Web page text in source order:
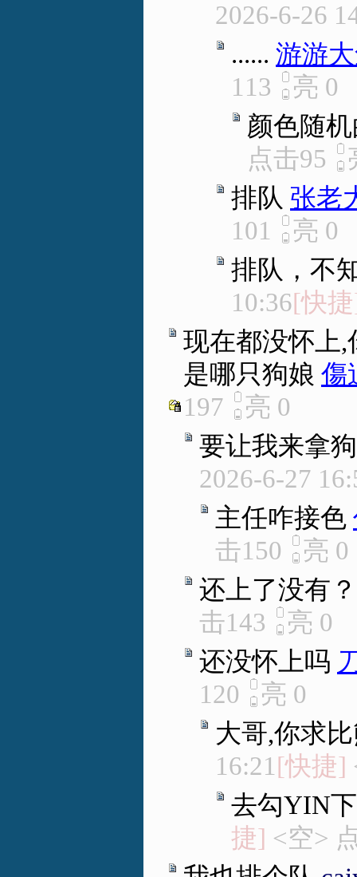
2026-6-26
...... 游游
113
亮 0
颜色随
点击95
排队 张老
101
亮 0
排队，不
10:36[快
现在都没怀上,
是哪只狗娘 傷
197
亮 0
要让我来拿
2026-6-27
主任咋接色
击150
亮 0
还上了没有？
击143
亮 0
还没怀上吗
120
亮 0
大哥,你求
16:21 [快捷]
去勾YIN
捷] <空>